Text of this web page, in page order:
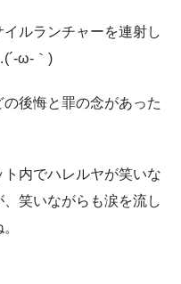
ルランチャーを連射し
ω-｀)
後悔と罪の念があった
内でハレルヤが笑いな
笑いながらも涙を流し